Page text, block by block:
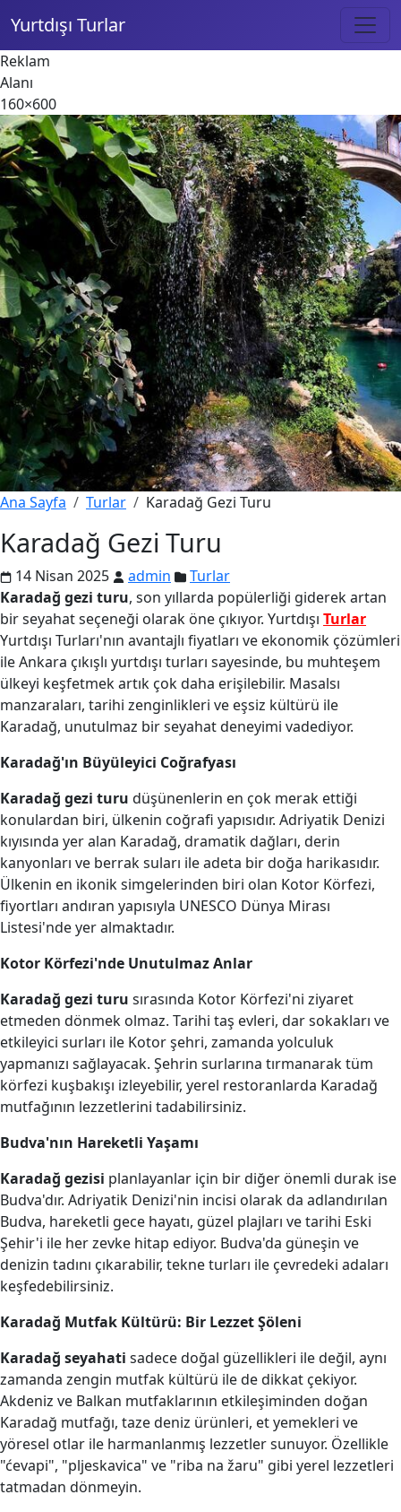
Yurtdışı Turlar
Reklam
Alanı
160×600
Ana Sayfa Turlar Karadağ Gezi Turu
Karadağ Gezi Turu
14 Nisan 2025 admin
Turlar
Karadağ gezi turu, son yıllarda popülerliği giderek artan
bir seyahat seçeneği olarak öne çıkıyor. Yurtdışı Turlar
Yurtdışı Turları'nın avantajlı fiyatları ve ekonomik çözümleri
ile Ankara çıkışlı yurtdışı turları sayesinde, bu muhteşem
ülkeyi keşfetmek artık çok daha erişilebilir. Masalsı
manzaraları, tarihi zenginlikleri ve eşsiz kültürü ile
Karadağ, unutulmaz bir seyahat deneyimi vadediyor.
Karadağ'ın Büyüleyici Coğrafyası
Karadağ gezi turu düşünenlerin en çok merak ettiği
konulardan biri, ülkenin coğrafi yapısıdır. Adriyatik Denizi
kıyısında yer alan Karadağ, dramatik dağları, derin
kanyonları ve berrak suları ile adeta bir doğa harikasıdır.
Ülkenin en ikonik simgelerinden biri olan Kotor Körfezi,
fiyortları andıran yapısıyla UNESCO Dünya Mirası
Listesi'nde yer almaktadır.
Kotor Körfezi'nde Unutulmaz Anlar
Karadağ gezi turu sırasında Kotor Körfezi'ni ziyaret
etmeden dönmek olmaz. Tarihi taş evleri, dar sokakları ve
etkileyici surları ile Kotor şehri, zamanda yolculuk
yapmanızı sağlayacak. Şehrin surlarına tırmanarak tüm
körfezi kuşbakışı izleyebilir, yerel restoranlarda Karadağ
mutfağının lezzetlerini tadabilirsiniz.
Budva'nın Hareketli Yaşamı
Karadağ gezisi planlayanlar için bir diğer önemli durak ise
Budva'dır. Adriyatik Denizi'nin incisi olarak da adlandırılan
Budva, hareketli gece hayatı, güzel plajları ve tarihi Eski
Şehir'i ile her zevke hitap ediyor. Budva'da güneşin ve
denizin tadını çıkarabilir, tekne turları ile çevredeki adaları
keşfedebilirsiniz.
Karadağ Mutfak Kültürü: Bir Lezzet Şöleni
Karadağ seyahati sadece doğal güzellikleri ile değil, aynı
zamanda zengin mutfak kültürü ile de dikkat çekiyor.
Akdeniz ve Balkan mutfaklarının etkileşiminden doğan
Karadağ mutfağı, taze deniz ürünleri, et yemekleri ve
yöresel otlar ile harmanlanmış lezzetler sunuyor. Özellikle
"ćevapi", "pljeskavica" ve "riba na žaru" gibi yerel lezzetleri
tatmadan dönmeyin.